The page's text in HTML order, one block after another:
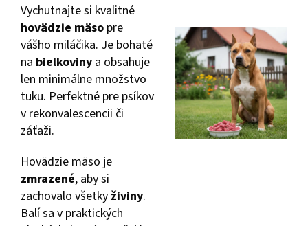
Vychutnajte si kvalitné
hovädzie mäso pre
vášho miláčika. Je bohaté
na bielkoviny a obsahuje
len minimálne množstvo
tuku. Perfektné pre psíkov
v rekonvalescencii či
záťaži.
Hovädzie mäso je
zmrazené, aby si
zachovalo všetky živiny.
Balí sa v praktických